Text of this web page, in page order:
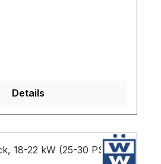
Details